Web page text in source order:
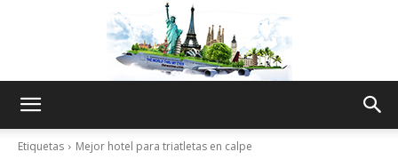
Etiquetas Mejor hotel para triatletas en calpe